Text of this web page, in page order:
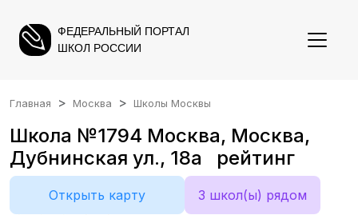
ФЕДЕРАЛЬНЫЙ ПОРТАЛ
ШКОЛ РОССИИ
Главная Москва Школы Москвы
Школа №1794 Москва, Москва,
Дубнинская ул., 18а рейтинг
Открыть карту
3 школ(ы) рядом